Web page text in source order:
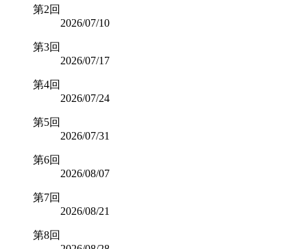
第2回
2026/07/10
第3回
2026/07/17
第4回
2026/07/24
第5回
2026/07/31
第6回
2026/08/07
第7回
2026/08/21
第8回